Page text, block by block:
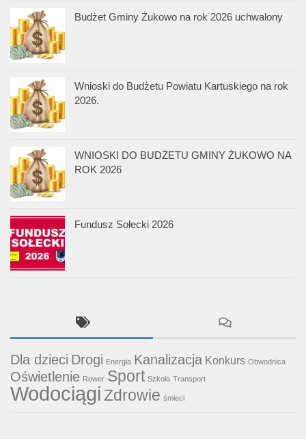
Budżet Gminy Żukowo na rok 2026 uchwalony
Wnioski do Budżetu Powiatu Kartuskiego na rok
2026.
WNIOSKI DO BUDŻETU GMINY ŻUKOWO NA
ROK 2026
Fundusz Sołecki 2026
Dla dzieci Drogi Energia Kanalizacja Konkurs Obwodnica
Oświetlenie Rower Sport Szkoła Transport
WodociągiZdrowie śmieci